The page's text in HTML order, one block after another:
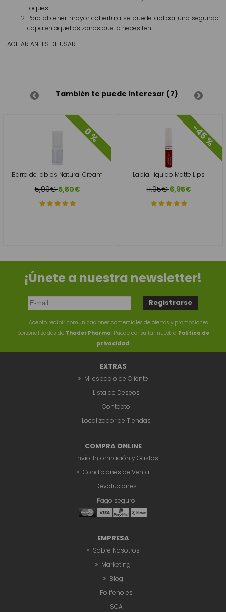
toques.
Para obtener mayor cobertura se puede aplicar una segunda
capa en aquellas zonas que lo necesiten.
AGITAR ANTES DE USAR.
También te puede interesar (7)
0 %
Barra de labios Natural Cream
5,99€5,50€
-45 %
Labial líquido Matte Lips
11,95€6,95€
¡Únete a nuestra newsletter!
Acepto recibir comunicaciones comerciales de ofertas y promociones
personalizadas de Thader Pharma. Puede consultar nuestra Política de
privacidad
EXTRAS
Mi espacio de Cliente
Lista de Deseos
Contacto
Localizador de Tiendas
COMPRA ONLINE
Envío: Información y Gastos
Condiciones de Venta
Devoluciones
Pago seguro
EMPRESA
Sobre Nosotros
Marketing
Blog
Polifenoles
SCA